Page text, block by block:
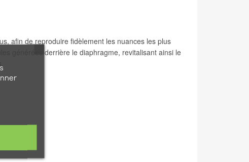
afin de reproduire fidèlement les nuances les plus
générées derrière le diaphragme, revitalisant ainsi le